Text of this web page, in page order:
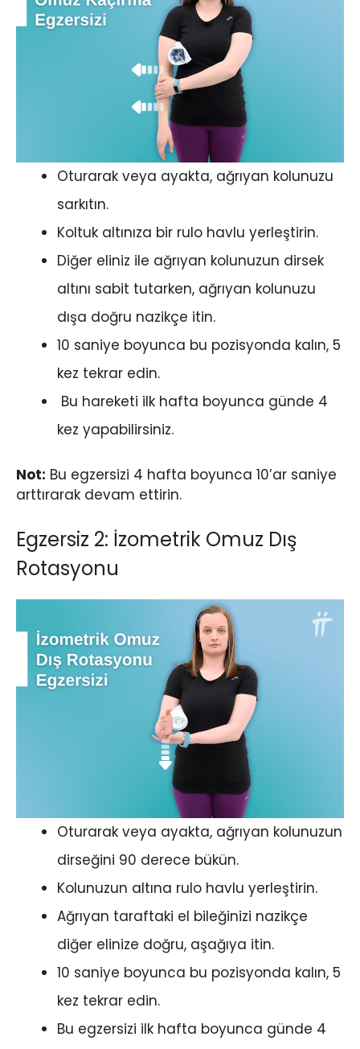
Oturarak veya ayakta, ağrıyan kolunuzu
sarkıtın.
Koltuk altınıza bir rulo havlu yerleştirin.
Diğer eliniz ile ağrıyan kolunuzun dirsek
altını sabit tutarken, ağrıyan kolunuzu
dışa doğru nazikçe itin.
10 saniye boyunca bu pozisyonda kalın, 5
kez tekrar edin.
Bu hareketi ilk hafta boyunca günde 4
kez yapabilirsiniz.
Not: Bu egzersizi 4 hafta boyunca 10’ar saniye
arttırarak devam ettirin.
Egzersiz 2: İzometrik Omuz Dış
Rotasyonu
Oturarak veya ayakta, ağrıyan kolunuzun
dirseğini 90 derece bükün.
Kolunuzun altına rulo havlu yerleştirin.
Ağrıyan taraftaki el bileğinizi nazikçe
diğer elinize doğru, aşağıya itin.
10 saniye boyunca bu pozisyonda kalın, 5
kez tekrar edin.
Bu egzersizi ilk hafta boyunca günde 4